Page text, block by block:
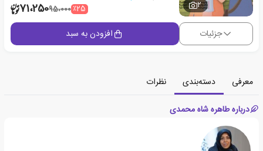
2 ٪2595،00071،250
جزئیات افزودن به سبد
معرفی دسته‌بندی
نظرات
درباره طاهره شاه محمدی